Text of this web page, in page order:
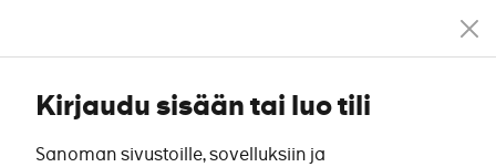
Kirjaudu sisään tai luo tili
Sanoman sivustoille, sovelluksiin ja